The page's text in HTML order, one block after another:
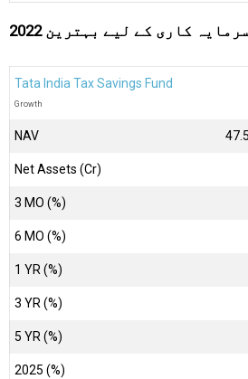
Tata India Tax Savings Fund
Growth
NAV
Net Assets (Cr)
3 MO (%)
6 MO (%)
1 YR (%)
3 YR (%)
5 YR (%)
2025 (%)